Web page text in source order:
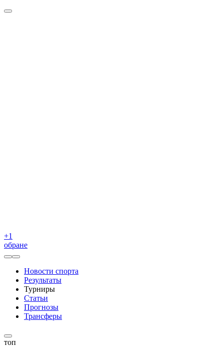
+1
обране
Новости спорта
Результаты
Турниры
Статьи
Прогнозы
Трансферы
топ